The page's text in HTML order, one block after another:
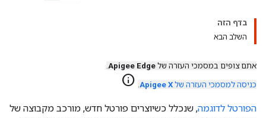
בדף הזה
השלב הבא
אתם צופים במסמכי העזרה של Apigee Edge
.
כניסה למסמכי העזרה של Apigee X
.
info
הפורטל לדוגמה, שנכלל כשיוצרים פורטל חדש, מורכב מקבוצה של